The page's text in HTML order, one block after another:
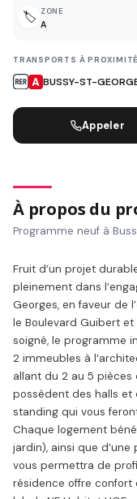
🏷️ ZONE
A
TRANSPORTS À PROXIMITÉ
BUSSY-ST-
Appeler
À propos du
Programme neuf à
Fruit d’un projet
pleinement dans
Georges, en faveur de
le Boulevard Guibert
soigné, le programme
2 immeubles à
allant du 2 au 5 pièces
possèdent des halls
standing qui vous
Chaque logement
jardin), ainsi que
vous permettra de
résidence offre confort